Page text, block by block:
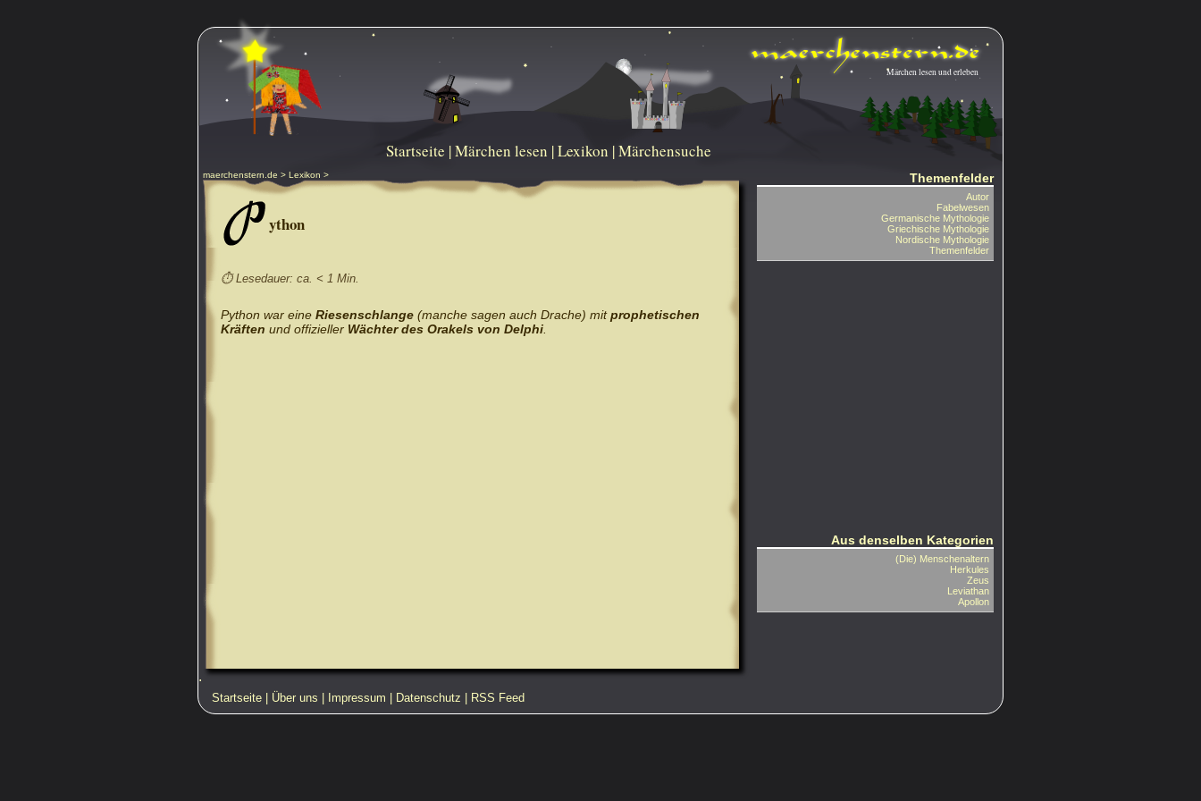
Startseite |Märchen lesen |Lexikon |Märchensuche
Märchen lesen und erleben
maerchenstern.de > Lexikon >
ython
⏱ Lesedauer: ca. < 1 Min.
Python war eine Riesenschlange (manche sagen auch Drache) mitprophetischen
Kräften und offizieller Wächter des Orakels von Delphi
Themenfelder
Autor
Fabelwesen
Germanische Mythologie
Griechische Mythologie
Nordische Mythologie
Themenfelder
Aus denselben Kategorien
(Die) Menschenaltern
Herkules
Zeus
Leviathan
Apollon
.
Startseite Über uns Impressum Datenschutz RSS Feed